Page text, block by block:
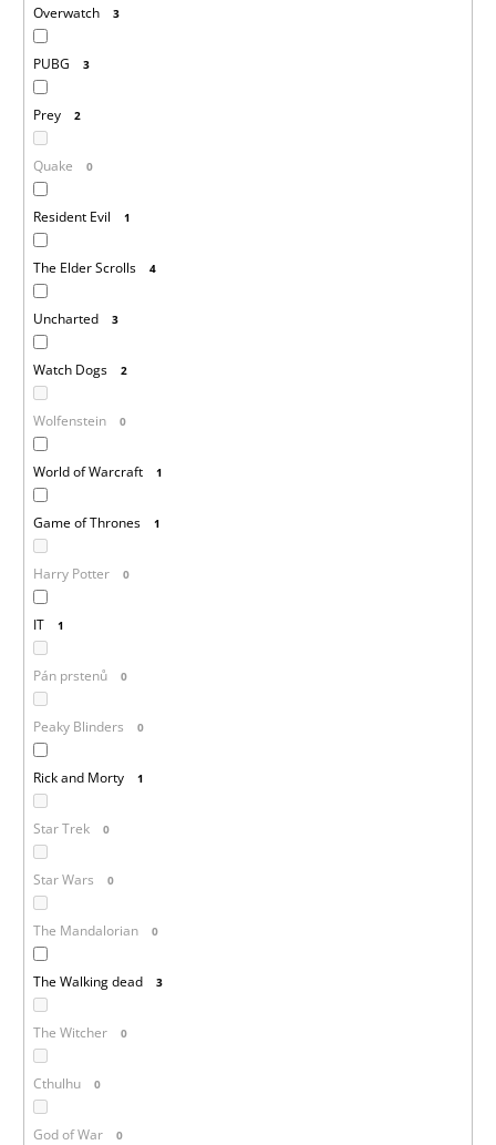
Overwatch 3
PUBG 3
Prey 2
Quake 0
Resident Evil 1
The Elder Scrolls 4
Uncharted 3
Watch Dogs 2
Wolfenstein 0
World of Warcraft 1
Game of Thrones 1
Harry Potter 0
IT 1
Pán prstenů 0
Peaky Blinders 0
Rick and Morty 1
Star Trek 0
Star Wars 0
The Mandalorian 0
The Walking dead 3
The Witcher 0
Cthulhu 0
God of War 0